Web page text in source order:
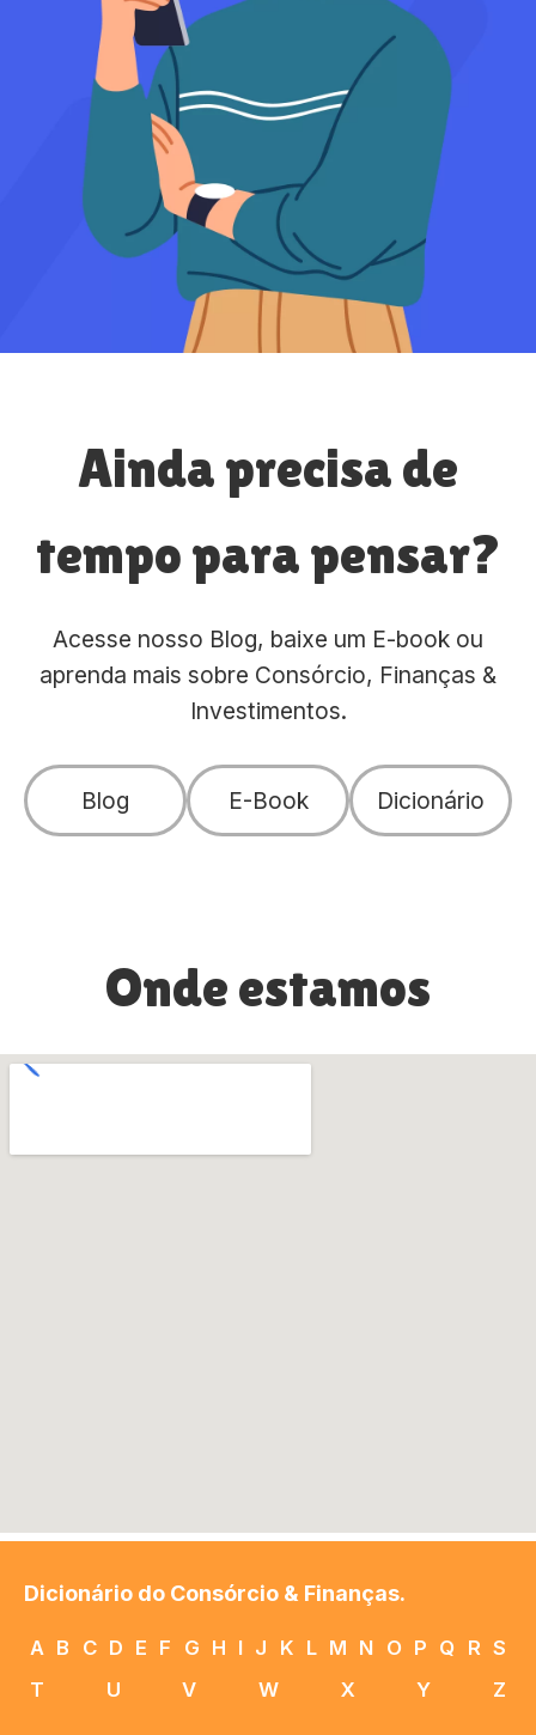
Ainda precisa de
tempo para pensar?
Acesse nosso Blog, baixe um E-book ou
aprenda mais sobre Consórcio, Finanças &
Investimentos.
Blog E-Book Dicionário
Onde estamos
Dicionário do Consórcio & Finanças.
A B C D E F G H I J K L M N O P Q R S
T
U V W X Y Z